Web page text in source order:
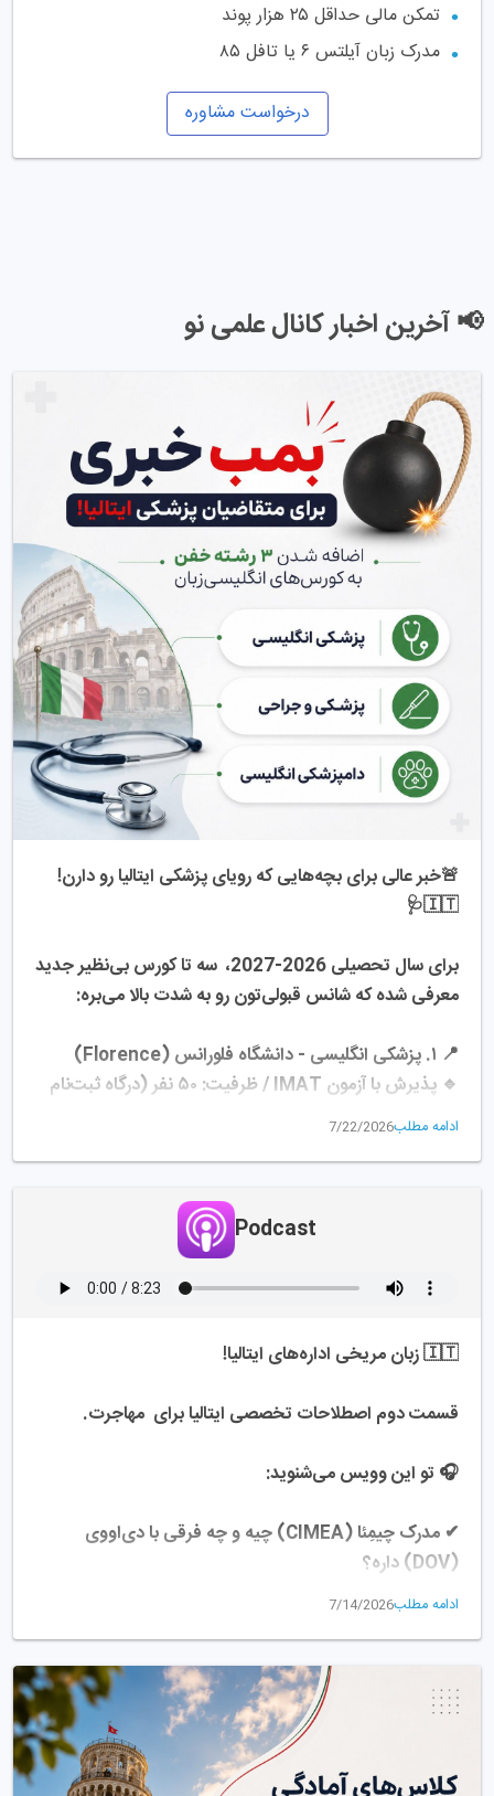
تمکن مالی حداقل ۲۵ هزار پوند
مدرک زبان آیلتس ۶ یا تافل ۸۵
درخواست مشاوره
📢 آخرین اخبار کانال علمی نو
🇮🇹🩺
معرفی شده که شانس قبولی‌تون رو به شدت بالا می‌بره:
📍 ۱. پزشکی انگلیسی - دانشگاه فلورانس (Florence)
باز شده!)
🔹 می‌تونید همزمان مدرک مهندسی پزشکی هم بگیرید. /
🔹 دومین کورس دامپزشکی انگلیسی کل ایتالیا! 🐕
تو رشته‌های بالا باید از این غول بگذرید!
🏆 چرا علمی‌نو؟
اگه دنبال قبولی پزشکی تو ایتالیا با بورسیه استانی هستی، ما
دارای مجوز رسمی برگزاری کلاس‌های آمادگی آزمون IMAT
تو ایرانه.
ادامه مطلب7/22/2026
Podcast
🇮🇹 زبان مریخی اداره‌های ایتالیا!
قسمت دوم اصطلاحات تخصصی ایتالیا برای  مهاجرت.
🎧 تو این وویس می‌شنوید:
(DOV) داره؟
✔ کودیچه فیسکاله؛ کدی که کل سوابق و حتی بدهی
اتوبوست رو میاره بالا!
✔ شاه‌کلید پورتال‌های ایتالیا: اسپید (SPID)
ادامه مطلب7/14/2026